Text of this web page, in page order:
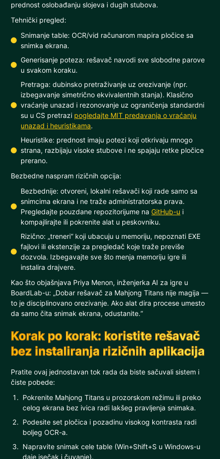
prednost oslobađanju slojeva i dugih stubova.
Tehnički pregled:
Snimanje table: OCR/vid računarom mapira pločice sa
snimka ekrana.
Generisanje poteza: rešavač navodi sve slobodne parove
u svakom koraku.
Pretraga: dubinsko pretraživanje uz orezivanje (npr.
izbegavanje simetrično ekvivalentnih stanja). Klasično
vraćanje unazad i rezonovanje uz ograničenja standardni
su u CS pretrazi pogledajte MIT predavanja o vraćanju
unazad i heuristikama.
Heuristike: prednost imaju potezi koji otkrivaju mnogo
strana, razbijaju visoke stubove i ne spajaju retke pločice
prerano.
Bezbedne naspram rizičnih opcija:
Bezbednije: otvoreni, lokalni rešavači koji rade samo sa
snimcima ekrana i ne traže administratorska prava.
Pregledajte pouzdane repozitorijume naGitHub-u i
kompajlirajte ili pokrenite alat u peskovniku.
Rizično: „treneri“ koji ubacuju u memoriju, nepoznati EXE
fajlovi ili ekstenzije za pregledač koje traže previše
dozvola. Izbegavajte sve što menja memoriju igre ili
instalira drajvere.
Kao što objašnjava Priya Menon, inženjerka AI za igre u
BoardLab-u: „Dobar rešavač za Mahjong Titans nije magija —
to je disciplinovano orezivanje. Ako alat dira procese umesto
da samo čita snimak ekrana, odustanite.“
Korak po korak: koristite rešavač
bez instaliranja rizičnih aplikacija
Pratite ovaj jednostavan tok rada da biste sačuvali sistem i
čiste pobede:
Pokrenite Mahjong Titans u prozorskom režimu ili preko
celog ekrana bez ivica radi lakšeg pravljenja snimaka.
Podesite set pločica i pozadinu visokog kontrasta radi
boljeg OCR-a.
Napravite snimak cele table (Win+Shift+S u Windows-u
daje isečak i čuvanje).